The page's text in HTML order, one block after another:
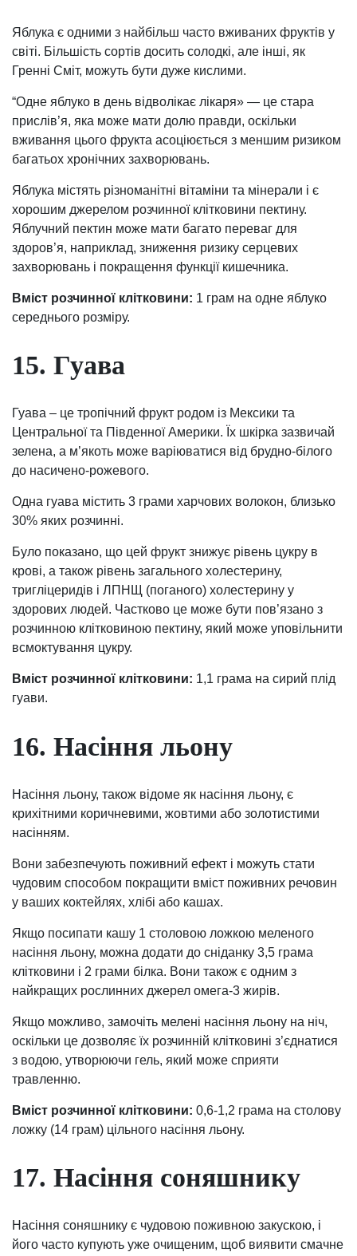
Яблука є одними з найбільш часто вживаних фруктів у
світі. Більшість сортів досить солодкі, але інші, як
Гренні Сміт, можуть бути дуже кислими.
“Одне яблуко в день відволікає лікаря» — це стара
прислів’я, яка може мати долю правди, оскільки
вживання цього фрукта асоціюється з меншим ризиком
багатьох хронічних захворювань.
Яблука містять різноманітні вітаміни та мінерали і є
хорошим джерелом розчинної клітковини пектину.
Яблучний пектин може мати багато переваг для
здоров’я, наприклад, зниження ризику серцевих
захворювань і покращення функції кишечника.
Вміст розчинної клітковини: 1 грам на одне яблуко
середнього розміру.
15. Гуава
Гуава – це тропічний фрукт родом із Мексики та
Центральної та Південної Америки. Їх шкірка зазвичай
зелена, а м’якоть може варіюватися від брудно-білого
до насичено-рожевого.
Одна гуава містить 3 грами харчових волокон, близько
30% яких розчинні.
Було показано, що цей фрукт знижує рівень цукру в
крові, а також рівень загального холестерину,
тригліцеридів і ЛПНЩ (поганого) холестерину у
здорових людей. Частково це може бути пов’язано з
розчинною клітковиною пектину, який може уповільнити
всмоктування цукру.
Вміст розчинної клітковини: 1,1 грама на сирий плід
гуави.
16. Насіння льону
Насіння льону, також відоме як насіння льону, є
крихітними коричневими, жовтими або золотистими
насінням.
Вони забезпечують поживний ефект і можуть стати
чудовим способом покращити вміст поживних речовин
у ваших коктейлях, хлібі або кашах.
Якщо посипати кашу 1 столовою ложкою меленого
насіння льону, можна додати до сніданку 3,5 грама
клітковини і 2 грами білка. Вони також є одним з
найкращих рослинних джерел омега-3 жирів.
Якщо можливо, замочіть мелені насіння льону на ніч,
оскільки це дозволяє їх розчинній клітковині з’єднатися
з водою, утворюючи гель, який може сприяти
травленню.
Вміст розчинної клітковини: 0,6-1,2 грама на столову
ложку (14 грам) цільного насіння льону.
17. Насіння соняшнику
Насіння соняшнику є чудовою поживною закускою, і
його часто купують уже очищеним, щоб виявити смачне